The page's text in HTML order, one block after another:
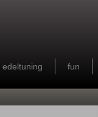
edeltuning fun